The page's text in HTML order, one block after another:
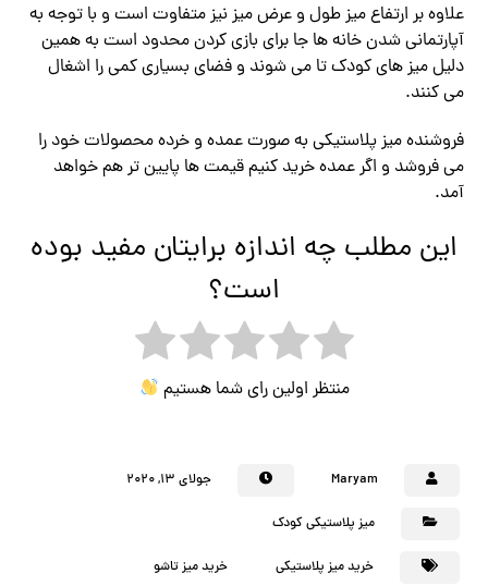
علاوه بر ارتفاع میز طول و عرض میز نیز متفاوت است و با توجه به
آپارتمانی شدن خانه ها جا برای بازی کردن محدود است به همین
دلیل میز های کودک تا می شوند و فضای بسیاری کمی را اشغال
می کنند.
فروشنده میز پلاستیکی به صورت عمده و خرده محصولات خود را
می فروشد و اگر عمده خرید کنیم قیمت ها پایین تر هم خواهد
آمد.
این مطلب چه اندازه برایتان مفید بوده
است؟
منتظر اولین رای شما هستیم
Maryam جولای ۱۳, ۲۰۲۰
میز پلاستیکی کودک
خرید میز پلاستیکی خرید میز تاشو